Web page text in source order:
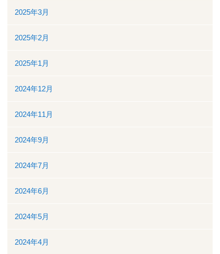
地域医療連携
地域医療連携の業務
患者様の紹介
医療福祉相談
高額医療機器共同利用
関係医療機関
セカンドオピニオン外来
採用情報
その他のこと
ボランティアの募集
2025年3月
2025年2月
2025年1月
2024年12月
2024年11月
2024年9月
2024年7月
2024年6月
2024年5月
2024年4月